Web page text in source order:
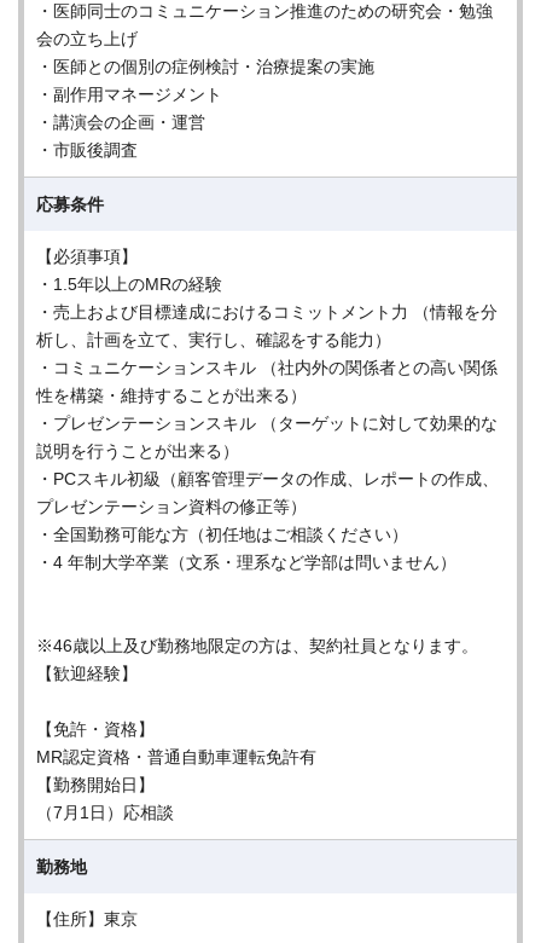
・医師同士のコミュニケーション推進のための研究会・勉強
会の立ち上げ
・医師との個別の症例検討・治療提案の実施
・副作用マネージメント
・講演会の企画・運営
・市販後調査
応募条件
【必須事項】
・1.5年以上のMRの経験
・売上および目標達成におけるコミットメント力 （情報を分
析し、計画を立て、実行し、確認をする能力）
・コミュニケーションスキル （社内外の関係者との高い関係
性を構築・維持することが出来る）
・プレゼンテーションスキル （ターゲットに対して効果的な
説明を行うことが出来る）
・PCスキル初級（顧客管理データの作成、レポートの作成、
プレゼンテーション資料の修正等）
・全国勤務可能な方（初任地はご相談ください）
・4 年制大学卒業（文系・理系など学部は問いません）
※46歳以上及び勤務地限定の方は、契約社員となります。
【歓迎経験】
【免許・資格】
MR認定資格・普通自動車運転免許有
【勤務開始日】
（7月1日）応相談
勤務地
【住所】東京